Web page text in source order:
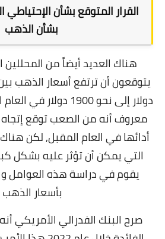
القرار المتوقع بشأن الإحتياطي
بشأن الذهب
هناك العديد أيضاً من
دولار إلى نحو 1900
معروف أنه من الصعب توقع
أدائها في العام المقبل,لكن
التي يمكن أن تؤثر عليه بشكل
يقوم في دراسة هذه العوامل
بأسعار الذهب
صرح البنك الفدرالي الأمريكي